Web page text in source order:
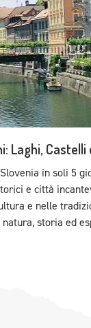
Laghi, Castelli
in soli 5
e città
e nelle
storia ed